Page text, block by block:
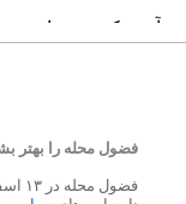
فضول محله را بهتر